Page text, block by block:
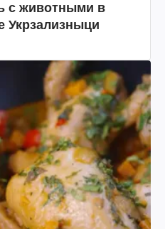
с животными в
Укрзализныци